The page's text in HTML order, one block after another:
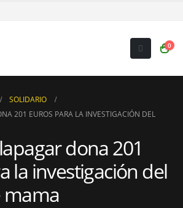
0
SOLIDARIO
201 EUROS PARA LA INVESTIGACIÓN DEL
dona 201
la investigación del
mama